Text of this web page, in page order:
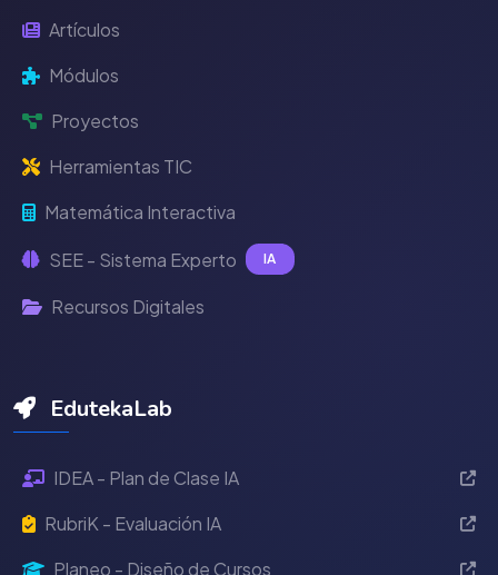
Artículos
Módulos
Proyectos
Herramientas TIC
Matemática Interactiva
SEE - Sistema Experto IA
Recursos Digitales
EdutekaLab
IDEA - Plan de Clase IA
RubriK - Evaluación IA
Planeo - Diseño de Cursos